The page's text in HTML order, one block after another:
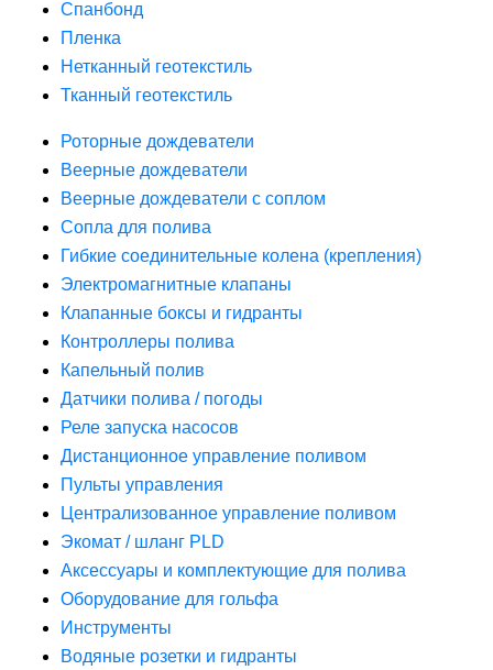
Спанбонд
Пленка
Нетканный геотекстиль
Тканный геотекстиль
Роторные дождеватели
Веерные дождеватели
Веерные дождеватели с соплом
Сопла для полива
Гибкие соединительные колена (крепления)
Электромагнитные клапаны
Клапанные боксы и гидранты
Контроллеры полива
Капельный полив
Датчики полива / погоды
Реле запуска насосов
Дистанционное управление поливом
Пульты управления
Централизованное управление поливом
Экомат / шланг PLD
Аксессуары и комплектующие для полива
Оборудование для гольфа
Инструменты
Водяные розетки и гидранты